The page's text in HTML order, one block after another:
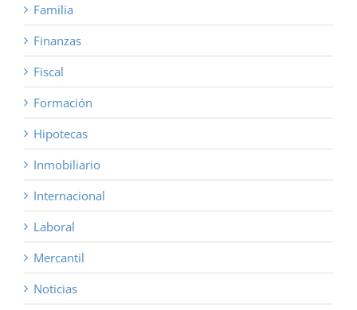
Familia
Finanzas
Fiscal
Formación
Hipotecas
Inmobiliario
Internacional
Laboral
Mercantil
Noticias